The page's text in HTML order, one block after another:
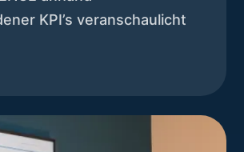
KPI’s veranschaulicht